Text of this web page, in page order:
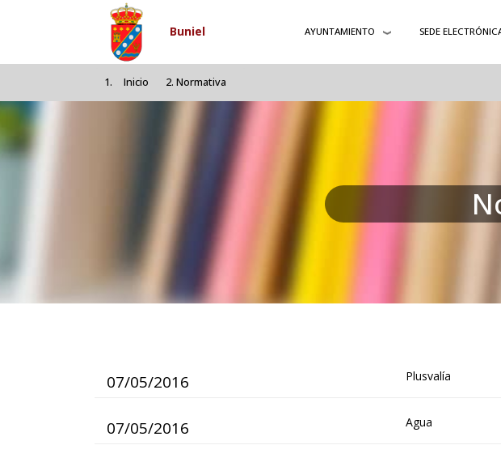
Pasar al contenido principal
Buniel AYUNTAMIENTO SEDE
Inicio Normativa
07/05/2016 Plusvalía
07/05/2016 Agua